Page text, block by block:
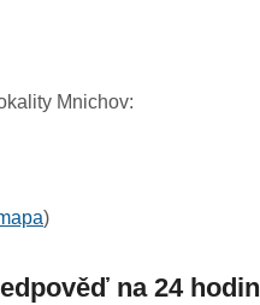
Mnichov:
)
na 24 hodin